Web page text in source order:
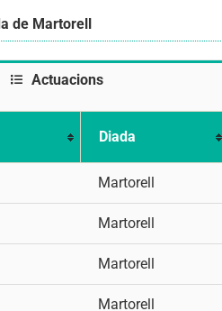
de Martorell
Actuacions
Diada
Martorell
Martorell
Martorell
Martorell